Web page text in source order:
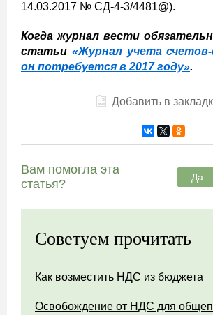
14.03.2017 № СД-4-3/4481@).
Когда журнал вести
статьи «Журнал учета
он потребуется в 2017 году».
Добавить в
Вам помогла эта
статья?
Да
Советуем прочитать
Как возместить НДС из бюджета
Освобождение от НДС для